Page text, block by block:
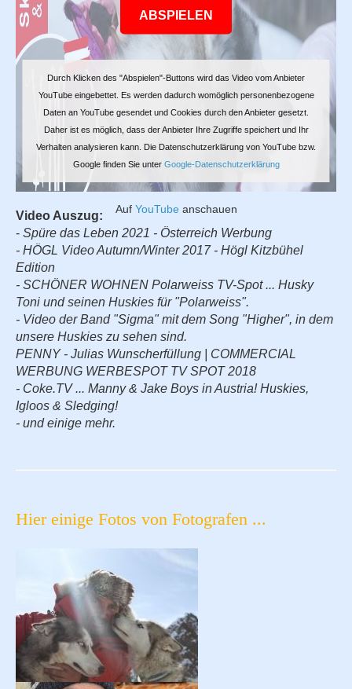
ABSPIELEN
Durch Klicken des "Abspielen"-Buttons wird das Video vom Anbieter
YouTube eingebettet. Es werden dadurch womöglich personenbezogene
Daten an YouTube gesendet und Cookies durch den Anbieter gesetzt.
Daher ist es möglich, dass der Anbieter Ihre Zugriffe speichert und Ihr
Verhalten analysieren kann. Die Datenschutzerklärung von YouTube bzw.
Google finden Sie unter Google-Datenschutzerklärung
Auf YouTube anschauen
Video Auszug:
- Spüre das Leben 2021 - Österreich Werbung
- HÖGL Video Autumn/Winter 2017 - Högl Kitzbühel
Edition
- SCHÖNER WOHNEN Polarweiss TV-Spot ... Husky
Toni und seinen Huskies für "Polarweiss".
- Video der Band "Sigma" mit dem Song "Higher", in dem
unsere Huskies zu sehen sind.
PENNY - Julias Wunscherfüllung | COMMERCIAL
WERBUNG WERBESPOT TV SPOT 2018
- Coke.TV ... Manny & Jake Boys in Austria! Huskies,
Igloos & Sledging!
- und einige mehr.
Hier einige Fotos von Fotografen ...